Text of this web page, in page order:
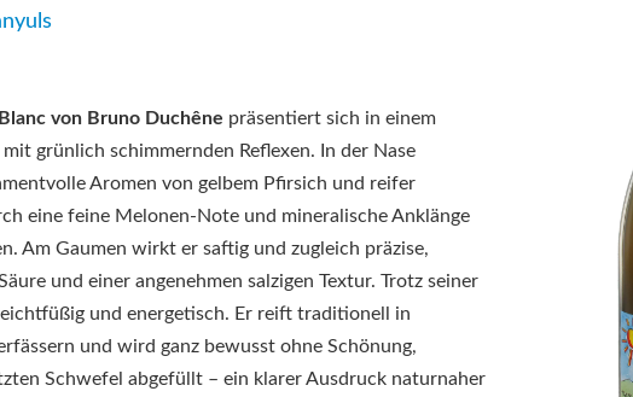
von Bruno Duchêne präsentiert sich in einem
grünlich schimmernden Reflexen. In der Nase
Aromen von gelbem Pfirsich und reifer
eine feine Melonen-Note und mineralische Anklänge
Am Gaumen wirkt er saftig und zugleich präzise,
und einer angenehmen salzigen Textur. Trotz seiner
und energetisch. Er reift traditionell in
und wird ganz bewusst ohne Schönung,
Schwefel abgefüllt – ein klarer Ausdruck naturnaher